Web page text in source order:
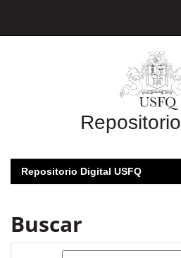
Repositorio
Repositorio Digital USFQ
Buscar